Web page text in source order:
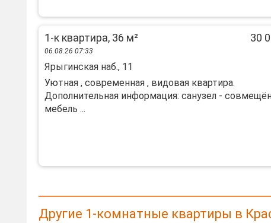
1-к квартира, 36 м² 30
06.08.26 07:33
Ярыгинская наб., 11
Уютная , современная , видовая квартира.
Дополнительная информация: санузел -
мебель ...
Другие 1-комнатные квартиры в